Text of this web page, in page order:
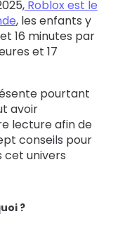
Roblox est le
, les enfants y
16 minutes par
et 17
pourtant
avoir
lecture afin de
conseils pour
univers
?